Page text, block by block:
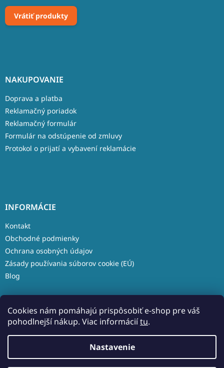
Cookies nám pomáhajú prispôsobiť e-shop pre váš
pohodlnejší nákup. Viac informáciítu.
Nastavenie
Vrátiť produkty
NAKUPOVANIE
Doprava a platba
Reklamačný poriadok
Reklamačný formulár
Formulár na odstúpenie od zmluvy
Protokol o prijatí a vybavení reklamácie
INFORMÁCIE
Kontakt
Obchodné podmienky
Ochrana osobných údajov
Zásady používania súborov cookie (EÚ)
Blog